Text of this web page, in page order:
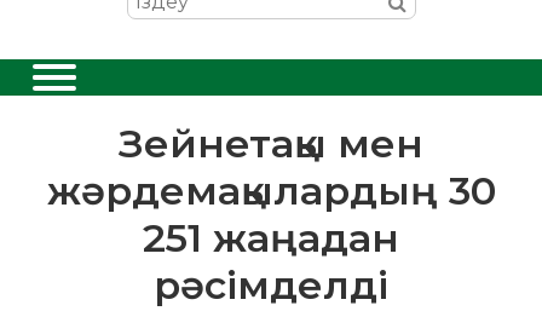
Зейнетақы мен
жәрдемақылардың 30
251 жаңадан
рәсімделді